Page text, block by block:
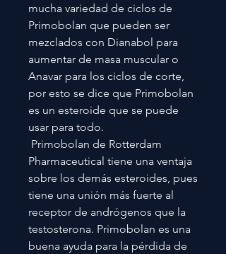
mucha variedad de ciclos de
Primobolan que pueden ser
mezclados con Dianabol para
aumentar de masa muscular o
Anavar para los ciclos de corte,
por esto se dice que Primobolan
es un esteroide que se puede
usar para todo.
Primobolan de Rotterdam
Pharmaceutical tiene una ventaja
sobre los demás esteroides, pues
tiene una unión más fuerte al
receptor de andrógenos que la
testosterona. Primobolan es una
buena ayuda para la pérdida de